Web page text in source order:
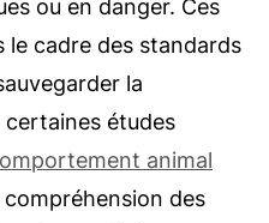
ou en danger. Ces
le cadre des standards
la
certaines études
animal
des